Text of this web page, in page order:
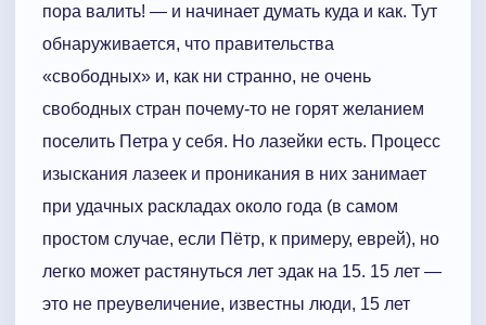
пора валить! — и начинает думать куда и как. Тут
обнаруживается, что правительства
«свободных» и, как ни странно, не очень
свободных стран почему-то не горят желанием
поселить Петра у себя. Но лазейки есть. Процесс
изыскания лазеек и проникания в них занимает
при удачных раскладах около года (в самом
простом случае, если Пётр, к примеру, еврей), но
легко может растянуться лет эдак на 15. 15 лет —
это не преувеличение, известны люди, 15 лет